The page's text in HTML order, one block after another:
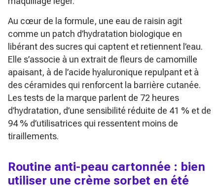
Au cœur de la formule, une eau de raisin agit
comme un patch d’hydratation biologique en
libérant des sucres qui captent et retiennent l’eau.
Elle s’associe à un extrait de fleurs de camomille
apaisant, à de l’acide hyaluronique repulpant et à
des céramides qui renforcent la barrière cutanée.
Les tests de la marque parlent de 72 heures
d’hydratation, d’une sensibilité réduite de 41 % et de
94 % d’utilisatrices qui ressentent moins de
tiraillements.
Routine anti-peau cartonnée : bien
utiliser une crème sorbet en été